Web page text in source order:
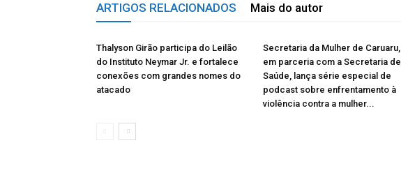
ARTIGOS RELACIONADOS Mais do autor
Thalyson Girão participa do Leilão
do Instituto Neymar Jr. e fortalece
conexões com grandes nomes do
atacado
Secretaria da Mulher de Caruaru,
em parceria com a Secretaria de
Saúde, lança série especial de
podcast sobre enfrentamento à
violência contra a mulher...